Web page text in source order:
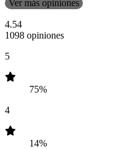
Ver más opiniones
4.54
1098 opiniones
5
75%
4
14%